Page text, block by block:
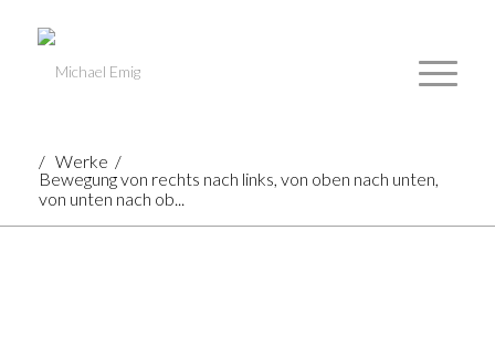
/ Werke /
Bewegung von rechts nach links, von oben nach unten,
von unten nach ob...